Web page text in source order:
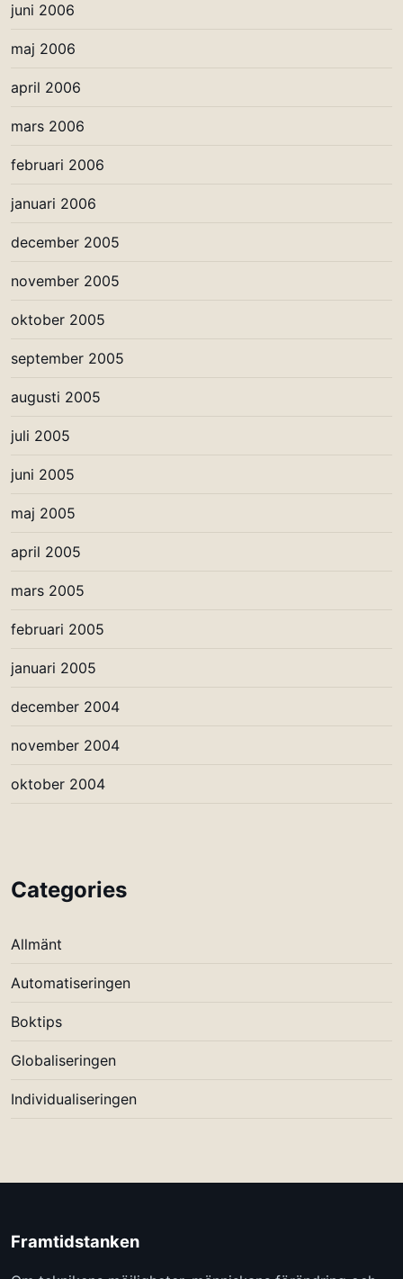
juni 2006
maj 2006
april 2006
mars 2006
februari 2006
januari 2006
december 2005
november 2005
oktober 2005
september 2005
augusti 2005
juli 2005
juni 2005
maj 2005
april 2005
mars 2005
februari 2005
januari 2005
december 2004
november 2004
oktober 2004
Categories
Allmänt
Automatiseringen
Boktips
Globaliseringen
Individualiseringen
Framtidstanken